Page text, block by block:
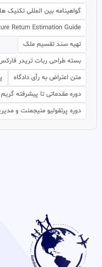
گواهینامه بین المللی تکنیک
Return Estimation Guide
تهیه سند تقسیم ملک
بسته طراحی ربات تریدر فارکس
متن اعتراض به رأی دادگاه
دوره مقدماتی تا پیشرفته
دوره پرتفولیو منیجمنت و